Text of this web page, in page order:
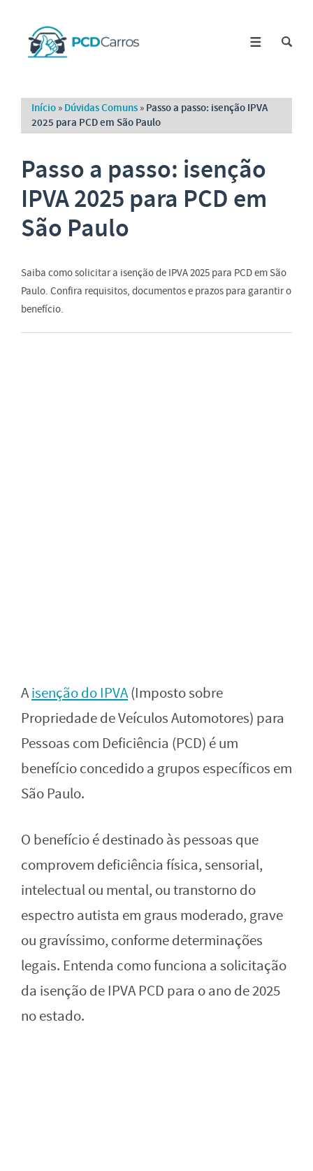
Início » Dúvidas Comuns » Passo a passo: isenção IPVA
2025 para PCD em São Paulo
Passo a passo: isenção
IPVA 2025 para PCD em
São Paulo
Saiba como solicitar a isenção de IPVA 2025 para PCD em São
Paulo. Confira requisitos, documentos e prazos para garantir o
benefício.
Aisenção do IPVA(Imposto sobre
Propriedade de Veículos Automotores) para
Pessoas com Deficiência (PCD) é um
benefício concedido a grupos específicos em
São Paulo.
O benefício é destinado às pessoas que
comprovem deficiência física, sensorial,
intelectual ou mental, ou transtorno do
espectro autista em graus moderado, grave
ou gravíssimo, conforme determinações
legais. Entenda como funciona a solicitação
da isenção de IPVA PCD para o ano de 2025
no estado.